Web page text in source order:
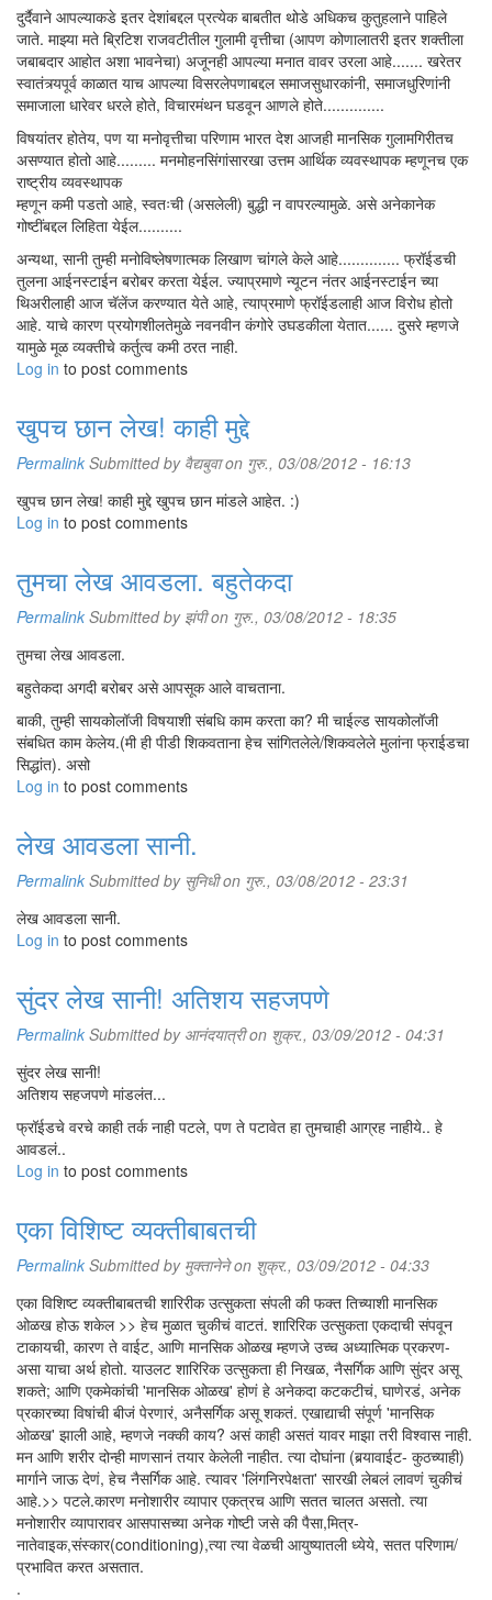
दुर्दैवाने आपल्याकडे इतर देशांबद्दल प्रत्येक बाबतीत थोडे अधिकच कुतुहलाने पाहिले
जाते. माझ्या मते ब्रिटिश राजवटीतील गुलामी वृत्तीचा (आपण कोणालातरी इतर शक्तीला
जबाबदार आहोत अशा भावनेचा) अजूनही आपल्या मनात वावर उरला आहे....... खरेतर
स्वातंत्र्यपूर्व काळात याच आपल्या विसरलेपणाबद्दल समाजसुधारकांनी, समाजधुरिणांनी
समाजाला धारेवर धरले होते, विचारमंथन घडवून आणले होते..............
विषयांतर होतेय, पण या मनोवृत्तीचा परिणाम भारत देश आजही मानसिक गुलामगिरीतच
असण्यात होतो आहे......... मनमोहनसिंगांसारखा उत्तम आर्थिक व्यवस्थापक म्हणूनच एक
राष्ट्रीय व्यवस्थापक
म्हणून कमी पडतो आहे, स्वतःची (असलेली) बुद्धी न वापरल्यामुळे. असे अनेकानेक
गोष्टींबद्दल लिहिता येईल..........
अन्यथा, सानी तुम्ही मनोविष्लेषणात्मक लिखाण चांगले केले आहे.............. फ्रॉईडची
तुलना आईनस्टाईन बरोबर करता येईल. ज्याप्रमाणे न्यूटन नंतर आईनस्टाईन च्या
थिअरीलाही आज चॅलेंज करण्यात येते आहे, त्याप्रमाणे फ्रॉईडलाही आज विरोध होतो
आहे. याचे कारण प्रयोगशीलतेमुळे नवनवीन कंगोरे उघडकीला येतात...... दुसरे म्हणजे
यामुळे मूळ व्यक्तीचे कर्तुत्व कमी ठरत नाही.
Log in to post comments
खुपच छान लेख! काही मुद्दे
Permalink Submitted by वैद्यबुवाon गुरु., 03/08/2012 - 16:13
खुपच छान लेख! काही मुद्दे खुपच छान मांडले आहेत. :)
Log in to post comments
तुमचा लेख आवडला. बहुतेकदा
Permalink Submitted by झंपीon गुरु., 03/08/2012 - 18:35
तुमचा लेख आवडला.
बहुतेकदा अगदी बरोबर असे आपसूक आले वाचताना.
बाकी, तुम्ही सायकोलॉजी विषयाशी संबधि काम करता का? मी चाईल्ड सायकोलॉजी
संबधित काम केलेय.(मी ही पीडी शिकवताना हेच सांगितलेले/शिकवलेले मुलांना फ्राईडचा
सिद्धांत). असो
Log in to post comments
लेख आवडला सानी.
Permalink Submitted by सुनिधीon गुरु., 03/08/2012 - 23:31
लेख आवडला सानी.
Log in to post comments
सुंदर लेख सानी! अतिशय सहजपणे
Permalink Submitted by आनंदयात्रीon शुक्र., 03/09/2012 - 04:31
सुंदर लेख सानी!
अतिशय सहजपणे मांडलंत...
फ्रॉईडचे वरचे काही तर्क नाही पटले, पण ते पटावेत हा तुमचाही आग्रह नाहीये.. हे
आवडलं..
Log in to post comments
एका विशिष्ट व्यक्तीबाबतची
Permalink Submitted by मुक्तानेनेon शुक्र., 03/09/2012 - 04:33
एका विशिष्ट व्यक्तीबाबतची शारिरीक उत्सुकता संपली की फक्त तिच्याशी मानसिक
ओळख होऊ शकेल >> हेच मुळात चुकीचं वाटतं. शारिरिक उत्सुकता एकदाची संपवून
टाकायची, कारण ते वाईट, आणि मानसिक ओळख म्हणजे उच्च अध्यात्मिक प्रकरण-
असा याचा अर्थ होतो. याउलट शारिरिक उत्सुकता ही निखळ, नैसर्गिक आणि सुंदर असू
शकते; आणि एकमेकांची 'मानसिक ओळख' होणं हे अनेकदा कटकटीचं, घाणेरडं, अनेक
प्रकारच्या विषांची बीजं पेरणारं, अनैसर्गिक असू शकतं. एखाद्याची संपूर्ण 'मानसिक
ओळख' झाली आहे, म्हणजे नक्की काय? असं काही असतं यावर माझा तरी विश्वास नाही.
मन आणि शरीर दोन्ही माणसानं तयार केलेली नाहीत. त्या दोघांना (बर्‍यावाईट- कुठच्याही)
मार्गाने जाऊ देणं, हेच नैसर्गिक आहे. त्यावर 'लिंगनिरपेक्षता' सारखी लेबलं लावणं चुकीचं
आहे.>> पटले.कारण मनोशारीर व्यापार एकत्रच आणि सतत चालत असतो. त्या
मनोशारीर व्यापारावर आसपासच्या अनेक गोष्टी जसे की पैसा,मित्र-
नातेवाइक,संस्कार(conditioning),त्या त्या वेळची आयुष्यातली ध्येये, सतत परिणाम/
प्रभावित करत असतात.
.